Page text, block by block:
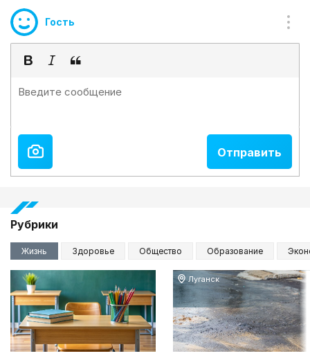
Гость
Рубрики
Жизнь Здоровье Общество Образование
Луганск